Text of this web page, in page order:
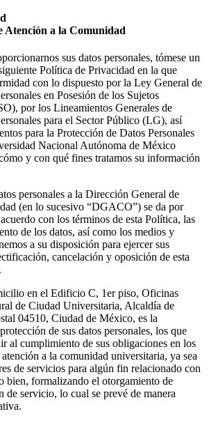
Atención a la Comunidad
sus datos personales, tómese un
Política de Privacidad en la que
con lo dispuesto por la Ley General de
en Posesión de los Sujetos
por los Lineamientos Generales de
para el Sector Público (LG), así
para la Protección de Datos Personales
Nacional Autónoma de México
y con qué fines tratamos su información
personales a la Dirección General de
(en lo sucesivo “DGACO”) se da por
con los términos de esta Política, las
de los datos, así como los medios y
a su disposición para ejercer sus
cancelación y oposición de esta
en el Edificio C, 1er piso, Oficinas
de Ciudad Universitaria, Alcaldía de
04510, Ciudad de México, es la
de sus datos personales, los que
al cumplimiento de sus obligaciones en los
a la comunidad universitaria, ya sea
de servicios para algún fin relacionado con
bien, formalizando el otorgamiento de
de servicio, lo cual se prevé de manera